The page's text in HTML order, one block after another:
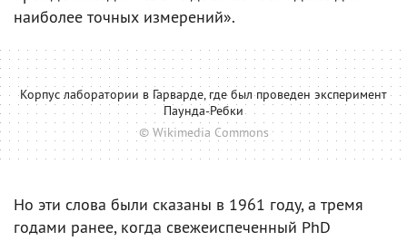
наиболее точных измерений».
Корпус лаборатории в Гарварде, где был проведен эксперимент
Паунда-Ребки
© Wikimedia Commons
Но эти слова были сказаны в 1961 году, а тремя
годами ранее, когда свежеиспеченный PhD